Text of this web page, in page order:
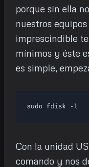
porque sin ella
nuestros equipos
imprescindible
mínimos y éste
es simple,
sudo fdisk -l
Con la unidad
comando y nos